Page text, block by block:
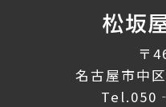
〒
名古屋市中
Tel.